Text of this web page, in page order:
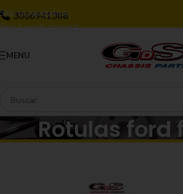
Skip to navigation
Skip to main content
3006941388
MENU
Rotulas ford